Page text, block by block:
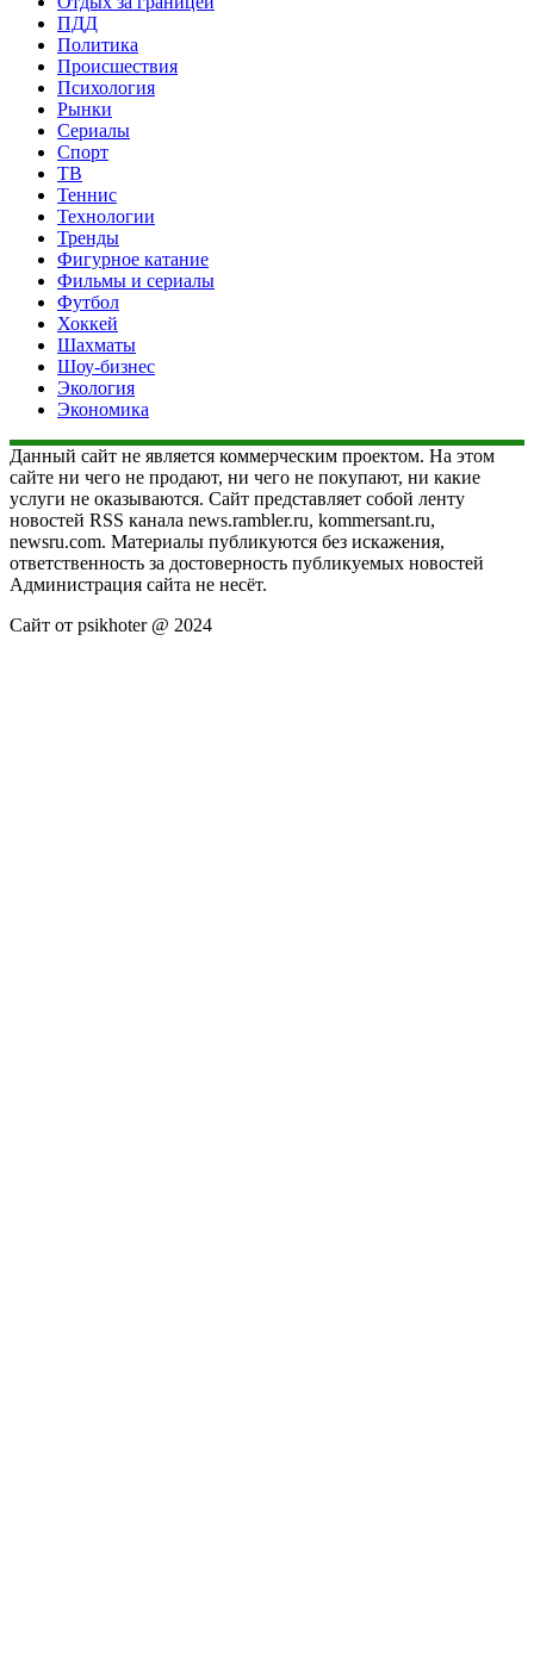
ПДД
Политика
Происшествия
Психология
Рынки
Сериалы
Спорт
ТВ
Теннис
Технологии
Тренды
Фигурное катание
Фильмы и сериалы
Футбол
Хоккей
Шахматы
Шоу-бизнес
Экология
Экономика
Данный сайт не является коммерческим проектом. На этом
сайте ни чего не продают, ни чего не покупают, ни какие
услуги не оказываются. Сайт представляет собой ленту
новостей RSS канала news.rambler.ru, kommersant.ru,
newsru.com. Материалы публикуются без искажения,
ответственность за достоверность публикуемых новостей
Администрация сайта не несёт.
Сайт от psikhoter @ 2024